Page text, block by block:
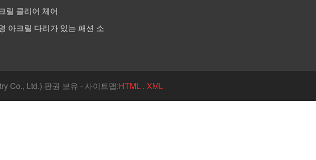
릴 클리어 체어
아크릴 다리가 있는 패션 소
Co., Ltd.) 판권 보유 - 사이트맵:HTML, XML